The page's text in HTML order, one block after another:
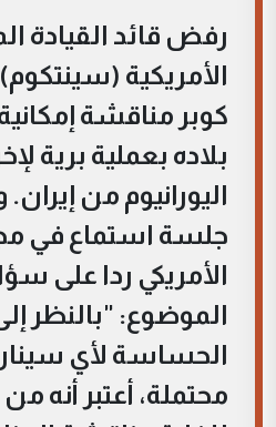
رفض قائد القيادة
الأمريكية (سينتكوم)
كوبر مناقشة
بلاده بعملية برية
اليورانيوم من
جلسة استماع في
الأمريكي ردا على
الموضوع: "بالنظر
الحساسة لأي
محتملة، أعتبر أنه